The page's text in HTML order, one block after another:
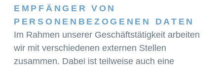
EMPFÄNGER VON
PERSONENBEZOGENEN DATEN
Im Rahmen unserer Geschäftstätigkeit arbeiten
wir mit verschiedenen externen Stellen
zusammen. Dabei ist teilweise auch eine